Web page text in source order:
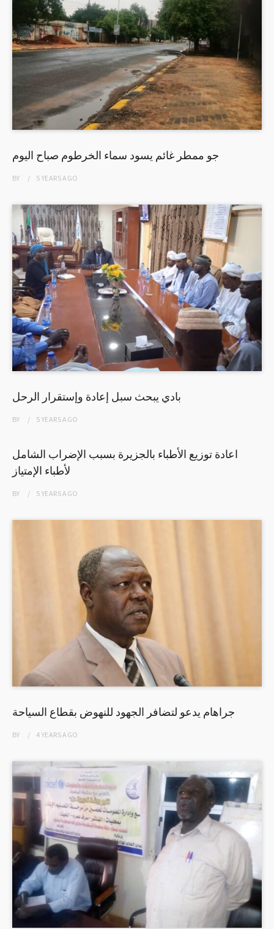
جو ممطر غائم يسود سماء الخرطوم صباح اليوم
BY 5 YEARSAGO
بادي يبحث سبل إعادة وإستقرار الرحل
BY 5 YEARSAGO
اعادة توزيع الأطباء بالجزيرة بسبب الإضراب الشامل
لأطباء الإمتياز
BY 5 YEARSAGO
جراهام يدعو لتضافر الجهود للنهوض بقطاع السياحة
BY 4 YEARSAGO